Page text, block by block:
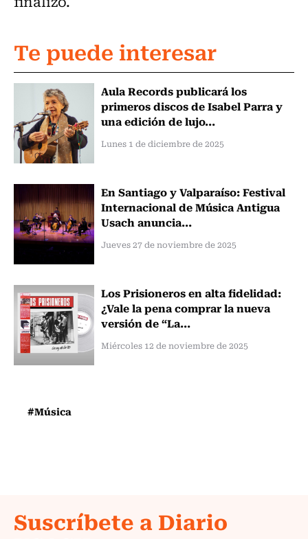
Te puede interesar
Aula Records publicará los
primeros discos de Isabel Parra y
una edición de lujo...
Lunes 1 de diciembre de 2025
En Santiago y Valparaíso: Festival
Internacional de Música Antigua
Usach anuncia...
Jueves 27 de noviembre de 2025
Los Prisioneros en alta fidelidad:
¿Vale la pena comprar la nueva
versión de “La...
Miércoles 12 de noviembre de 2025
#Música